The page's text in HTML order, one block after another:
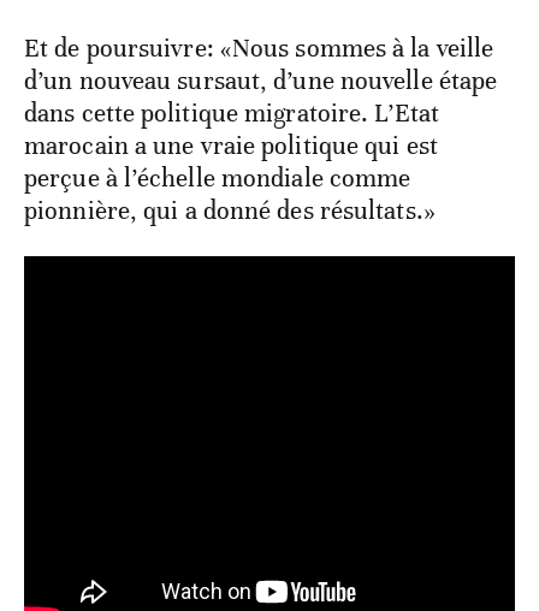
Et de poursuivre: «Nous sommes à la veille
d’un nouveau sursaut, d’une nouvelle étape
dans cette politique migratoire. L’Etat
marocain a une vraie politique qui est
perçue à l’échelle mondiale comme
pionnière, qui a donné des résultats.»